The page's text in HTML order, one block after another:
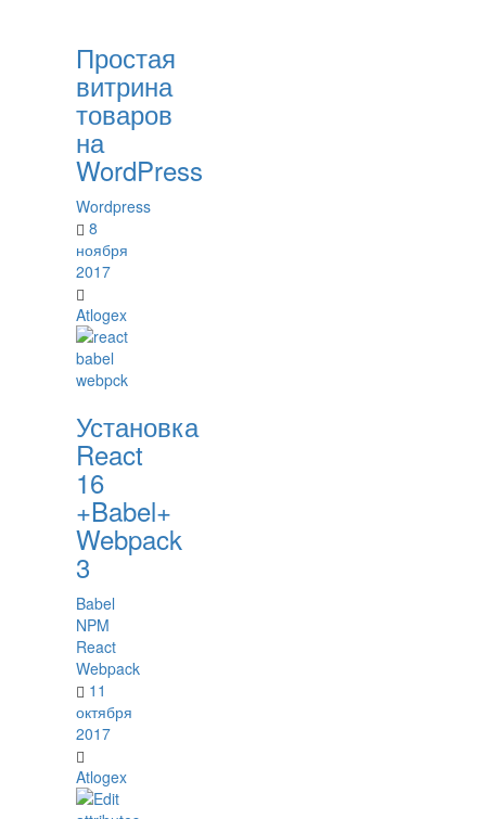
Простая
витрина
товаров
на
WordPress
Wordpress
8
ноября
2017
Atlogex
Установка
React
16
+Babel+
Webpack
3
Babel
NPM
React
Webpack
11
октября
2017
Atlogex